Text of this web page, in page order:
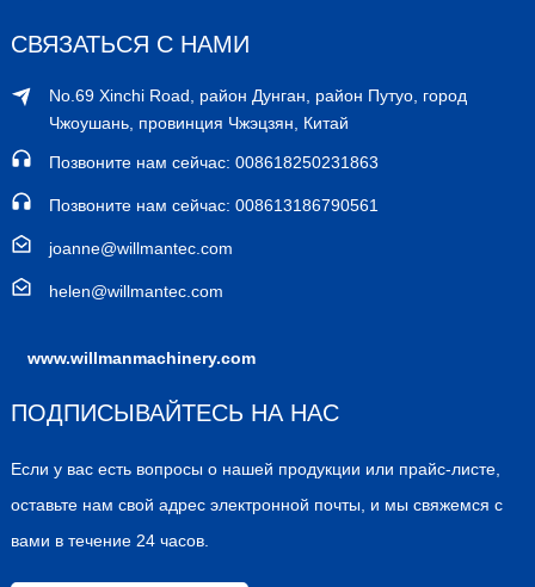
СВЯЗАТЬСЯ С НАМИ
No.69 Xinchi Road, район Дунган, район Путуо, город
Чжоушань, провинция Чжэцзян, Китай
Позвоните нам сейчас: 008618250231863
Позвоните нам сейчас: 008613186790561
joanne@willmantec.com
helen@willmantec.com
www.willmanmachinery.com
ПОДПИСЫВАЙТЕСЬ НА НАС
Если у вас есть вопросы о нашей продукции или прайс-листе,
оставьте нам свой адрес электронной почты, и мы свяжемся с
вами в течение 24 часов.